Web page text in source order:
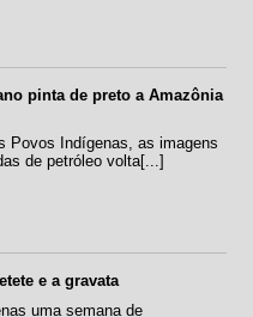
pinta de preto a Amazônia
Povos Indígenas, as imagens
de petróleo volta[...]
e a gravata
uma semana de